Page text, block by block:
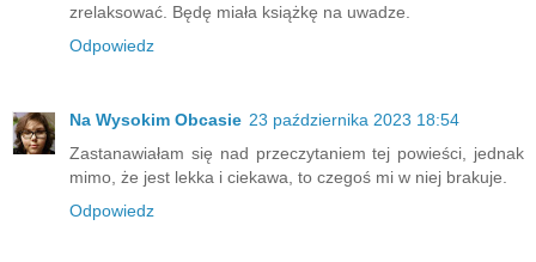
zrelaksować. Będę miała książkę na uwadze.
Odpowiedz
Na Wysokim Obcasie 23 października 2023 18:54
Zastanawiałam się nad przeczytaniem tej powieści, jednak
mimo, że jest lekka i ciekawa, to czegoś mi w niej brakuje.
Odpowiedz